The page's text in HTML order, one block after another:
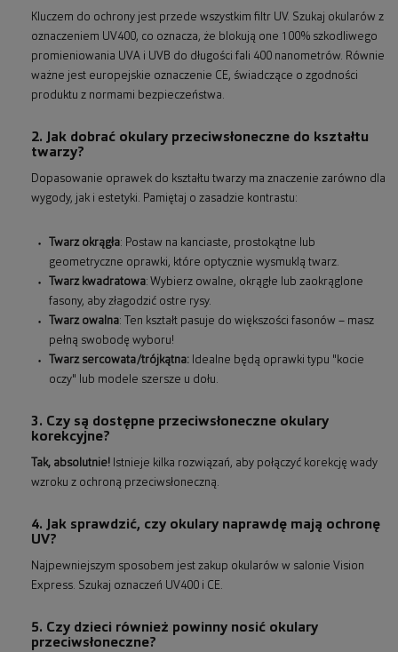
Kluczem do ochrony jest przede wszystkim filtr UV. Szukaj okularów z
oznaczeniem UV400, co oznacza, że blokują one 100% szkodliwego
promieniowania UVA i UVB do długości fali 400 nanometrów. Równie
ważne jest europejskie oznaczenie CE, świadczące o zgodności
produktu z normami bezpieczeństwa.
2. Jak dobrać okulary przeciwsłoneczne do kształtu
twarzy?
Dopasowanie oprawek do kształtu twarzy ma znaczenie zarówno dla
wygody, jak i estetyki. Pamiętaj o zasadzie kontrastu:
Twarz okrągła: Postaw na kanciaste, prostokątne lub
geometryczne oprawki, które optycznie wysmuklą twarz.
Twarz kwadratowa: Wybierz owalne, okrągłe lub zaokrąglone
fasony, aby złagodzić ostre rysy.
Twarz owalna: Ten kształt pasuje do większości fasonów – masz
pełną swobodę wyboru!
Twarz sercowata/trójkątna: Idealne będą oprawki typu "kocie
oczy" lub modele szersze u dołu.
3. Czy są dostępne przeciwsłoneczne okulary
korekcyjne?
Tak, absolutnie! Istnieje kilka rozwiązań, aby połączyć korekcję wady
wzroku z ochroną przeciwsłoneczną.
4. Jak sprawdzić, czy okulary naprawdę mają ochronę
UV?
Najpewniejszym sposobem jest zakup okularów w salonie Vision
Express. Szukaj oznaczeń UV400 i CE.
5. Czy dzieci również powinny nosić okulary
przeciwsłoneczne?